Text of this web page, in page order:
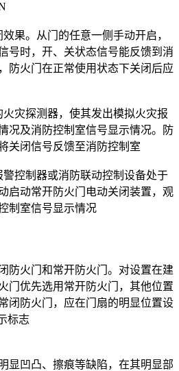
果。从门的任意一侧手动开启，
号时，开、关状态信号能反馈到消
防火门在正常使用状态下关闭后应
灾探测器，使其发出模拟火灾报
况及消防控制室信号显示情况。防
关闭信号反馈至消防控制室
控制器或消防联动控制设备处于
启动常开防火门电动关闭装置，观
制室信号显示情况
防火门和常开防火门。对设置在建
门优先选用常开防火门，其他位置
闭防火门，应在门扇的明显位置设
标志
显凹凸、擦痕等缺陷，在其明显部